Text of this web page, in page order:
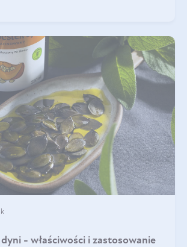
- właściwości i zastosowanie